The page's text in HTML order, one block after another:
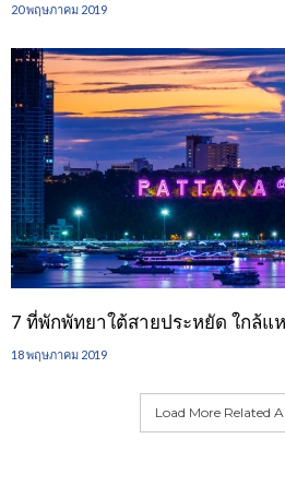
20 พฤษภาคม 2019
7 ที่พักพัทยาใต้สายประหยัด ใกล้แห
18 พฤษภาคม 2019
Load More Related